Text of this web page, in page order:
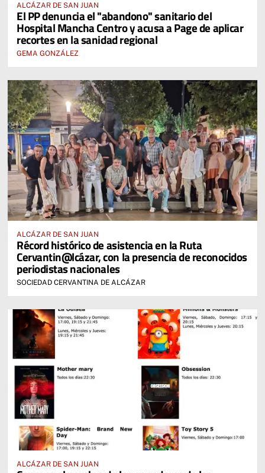
ALCÁZAR DE SAN JUAN
El PP denuncia el "abandono" sanitario del
Hospital Mancha Centro y acusa a Page de aplicar
recortes en la sanidad regional
GEMA GONZÁLEZ
ALCÁZAR DE SAN JUAN
Récord histórico de asistencia en la Ruta
Cervantin@lcázar, con la presencia de reconocidos
periodistas nacionales
SOCIEDAD CERVANTINA DE ALCÁZAR
ALCÁZAR DE SAN JUAN